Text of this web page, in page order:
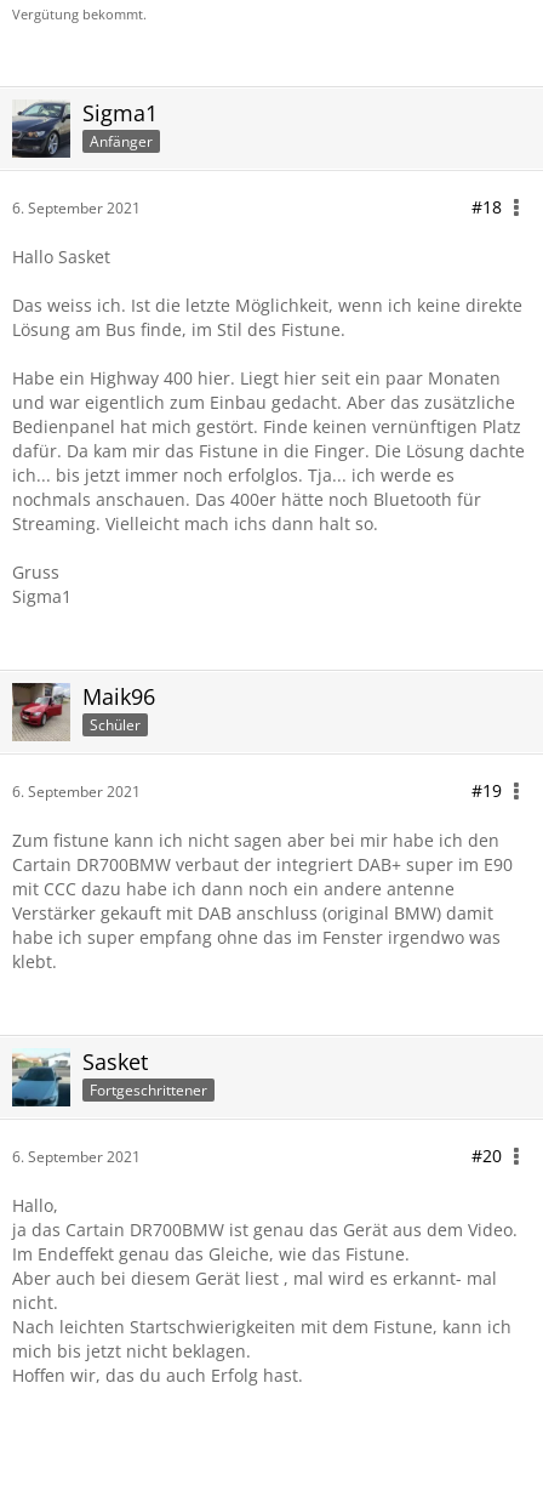
Vergütung bekommt.
Sigma1
Anfänger
6. September 2021 #18
Hallo Sasket
Das weiss ich. Ist die letzte Möglichkeit, wenn ich keine direkte
Lösung am Bus finde, im Stil des Fistune.
Habe ein Highway 400 hier. Liegt hier seit ein paar Monaten
und war eigentlich zum Einbau gedacht. Aber das zusätzliche
Bedienpanel hat mich gestört. Finde keinen vernünftigen Platz
dafür. Da kam mir das Fistune in die Finger. Die Lösung dachte
ich... bis jetzt immer noch erfolglos. Tja... ich werde es
nochmals anschauen. Das 400er hätte noch Bluetooth für
Streaming. Vielleicht mach ichs dann halt so.
Gruss
Sigma1
Maik96
Schüler
6. September 2021 #19
Zum fistune kann ich nicht sagen aber bei mir habe ich den
Cartain DR700BMW verbaut der integriert DAB+ super im E90
mit CCC dazu habe ich dann noch ein andere antenne
Verstärker gekauft mit DAB anschluss (original BMW) damit
habe ich super empfang ohne das im Fenster irgendwo was
klebt.
Sasket
Fortgeschrittener
6. September 2021 #20
Hallo,
ja das Cartain DR700BMW ist genau das Gerät aus dem Video.
Im Endeffekt genau das Gleiche, wie das Fistune.
Aber auch bei diesem Gerät liest , mal wird es erkannt- mal
nicht.
Nach leichten Startschwierigkeiten mit dem Fistune, kann ich
mich bis jetzt nicht beklagen.
Hoffen wir, das du auch Erfolg hast.